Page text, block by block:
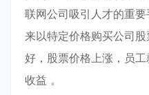
联网公司吸引人才的重
来以特定价格购买公司
好，股票价格上涨，员
收益 。